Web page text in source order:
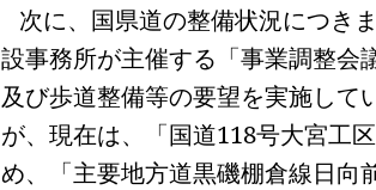
次に、国県道の整備状況につき
設事務所が主催する「事業調整会
及び歩道整備等の要望を実施して
が、現在は、「国道118号大宮工
め、「主要地方道黒磯棚倉線日向